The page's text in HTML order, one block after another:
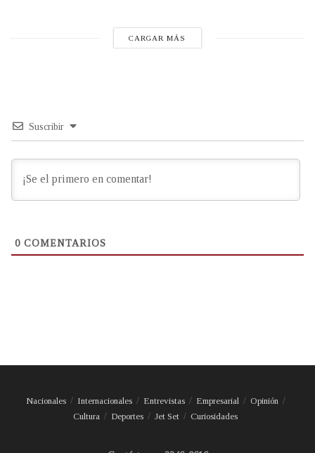
CARGAR MÁS
Suscribir
0 COMENTARIOS
Nacionales Internacionales Entrevistas Empresarial
Opinión
Cultura
Deportes Jet Set Curiosidades